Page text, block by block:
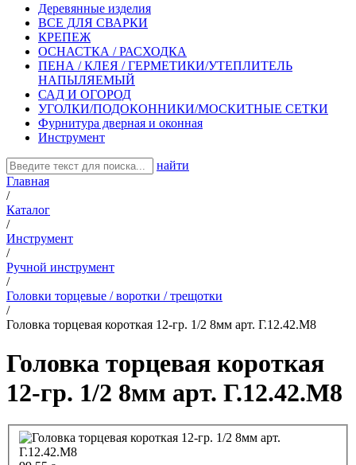
Деревянные изделия
ВСЕ ДЛЯ СВАРКИ
КРЕПЕЖ
ОСНАСТКА / РАСХОДКА
ПЕНА / КЛЕЯ / ГЕРМЕТИКИ/УТЕПЛИТЕЛЬ
НАПЫЛЯЕМЫЙ
САД И ОГОРОД
УГОЛКИ/ПОДОКОННИКИ/МОСКИТНЫЕ СЕТКИ
Фурнитура дверная и оконная
Инструмент
найти
Главная
/
Каталог
/
Инструмент
/
Ручной инструмент
/
Головки торцевые / воротки / трещотки
/
Головка торцевая короткая 12-гр. 1/2 8мм арт. Г.12.42.М8
Головка торцевая короткая
12-гр. 1/2 8мм арт. Г.12.42.М8